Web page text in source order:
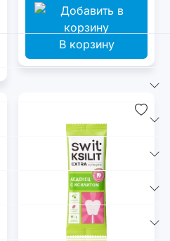
В корзину